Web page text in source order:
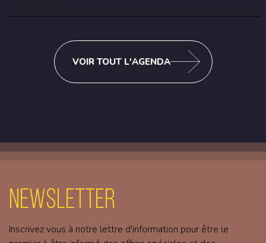
VOIR TOUT L'AGENDA
Newsletter
Inscrivez vous à notre lettre d'information pour être le